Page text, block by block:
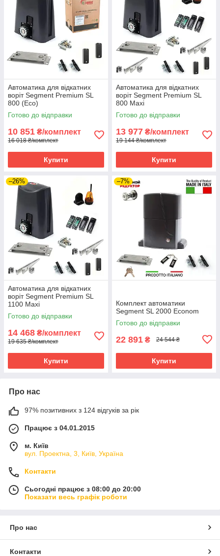
Автоматика для відкатних
воріт Segment Premium SL
800 (Eco)
Готово до відправки
10 851 ₴/комплект
16 018 ₴/комплект
Купити
Автоматика для відкатних
воріт Segment Premium SL
800 Maxi
Готово до відправки
13 977 ₴/комплект
19 144 ₴/комплект
Купити
–26%
Автоматика для відкатних
воріт Segment Premium SL
1100 Maxi
Готово до відправки
14 468 ₴/комплект
19 635 ₴/комплект
Купити
–7%
Комплект автоматики
Segment SL 2000 Econom
Готово до відправки
22 891 ₴ 24 544 ₴
Купити
Про нас
97% позитивних з 124 відгуків за рік
Працює з 04.01.2015
м. Київ
вул. Проектна, 3, Київ, Україна
Контакти
Сьогодні працює з 08:00 до 20:00
Показати весь графік роботи
Про нас
Контакти